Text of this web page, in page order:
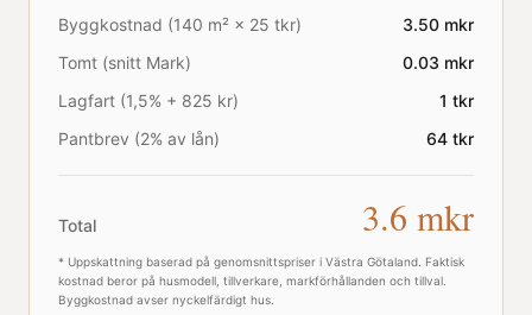
Byggkostnad (140 m² × 25 tkr) 3.50 mkr
Tomt (snitt Mark) 0.03 mkr
Lagfart (1,5% + 825 kr)
1 tkr
Pantbrev (2% av lån)
64 tkr
Total 3.6 mkr
* Uppskattning baserad på genomsnittspriser i Västra Götaland . Faktisk
kostnad beror på husmodell, tillverkare, markförhållanden och tillval.
Byggkostnad avser nyckelfärdigt hus.